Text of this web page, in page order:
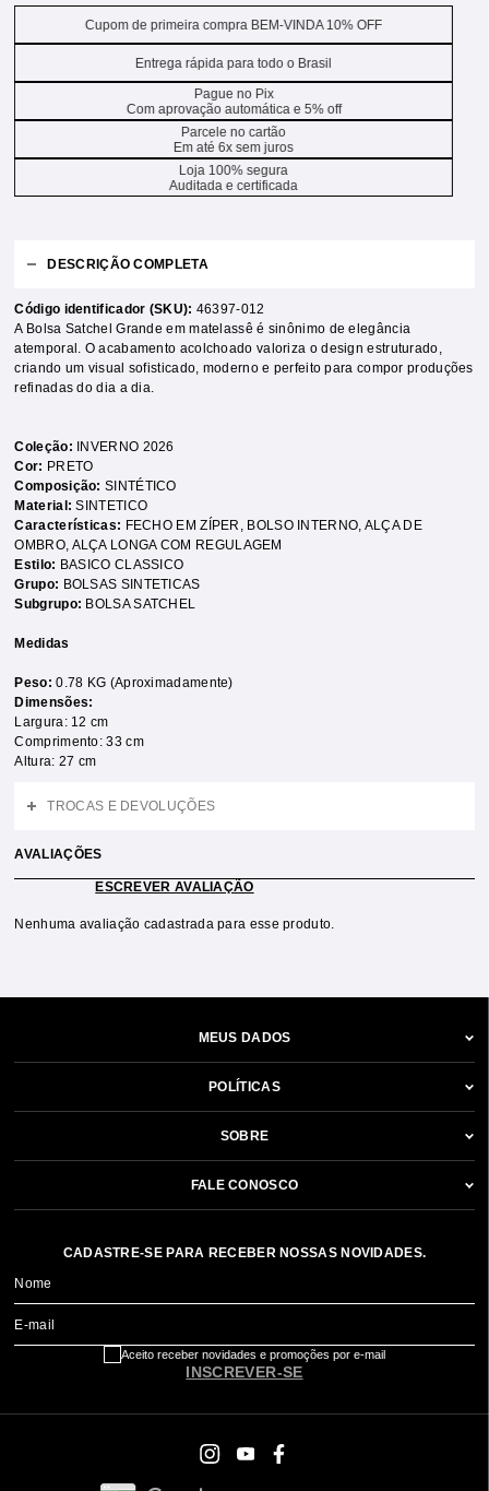
Cupom de primeira compra BEM-VINDA 10% OFF
Entrega rápida para todo o Brasil
Pague no Pix
Com aprovação automática e 5% off
Parcele no cartão
Em até 6x sem juros
Loja 100% segura
Auditada e certificada
DESCRIÇÃO COMPLETA
Código identificador (SKU): 46397-012
A Bolsa Satchel Grande em matelassê é sinônimo de elegância
atemporal. O acabamento acolchoado valoriza o design estruturado,
criando um visual sofisticado, moderno e perfeito para compor produções
refinadas do dia a dia.
Coleção:
INVERNO 2026
Cor: PRETO
Composição:SINTÉTICO
Material:SINTETICO
Características: FECHO EM ZÍPER , BOLSO INTERNO, ALÇA DE
OMBRO, ALÇA LONGA COM REGULAGEM
Estilo: BASICO CLASSICO
Grupo: BOLSAS SINTETICAS
Subgrupo: BOLSA SATCHEL
Medidas
Peso:0.78 KG (Aproximadamente)
Dimensões:
Largura: 12 cm
Comprimento: 33 cm
Altura: 27 cm
TROCAS E DEVOLUÇÕES
AVALIAÇÕES
ESCREVER AVALIAÇÃO
Nenhuma avaliação cadastrada para esse produto.
MEUS DADOS
POLÍTICAS
SOBRE
FALE CONOSCO
CADASTRE-SE PARA RECEBER NOSSAS NOVIDADES.
Nome
E-mail
INSCREVER-SE
Aceito receber novidades e promoções por e-mail